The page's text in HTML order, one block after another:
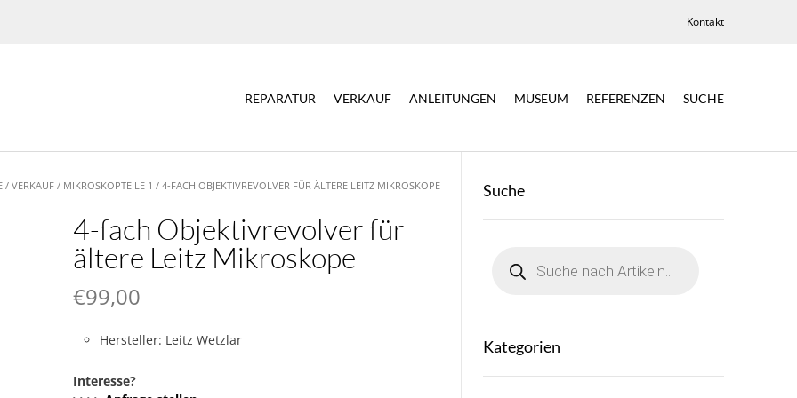
Kontakt
REPARATUR VERKAUF ANLEITUNGEN MUSEUM REFERENZEN SUCHE
/VERKAUF / MIKROSKOPTEILE 1 / 4-FACH OBJEKTIVREVOLVER FÜR ÄLTERE LEITZ MIKROSKOPE
4-fach Objektivrevolver für
ältere Leitz Mikroskope
€99,00
Hersteller: Leitz Wetzlar
Interesse?
Suche
search
Kategorien